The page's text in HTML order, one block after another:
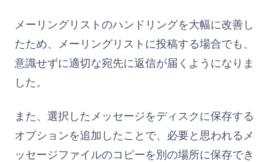
メーリングリストのハンドリングを大幅に改善し
たため、メーリングリストに投稿する場合でも、
意識せずに適切な宛先に返信が届くようになりま
した。
また、選択したメッセージをディスクに保存する
オプションを追加したことで、必要と思われるメ
ッセージファイルのコピーを別の場所に保存でき